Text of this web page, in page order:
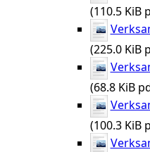
(110.5 KiB
(225.0 KiB
(68.8 KiB
(100.3 KiB